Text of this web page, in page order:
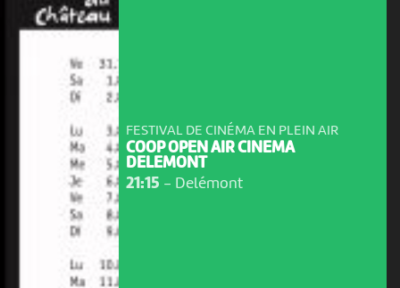
FESTIVAL DE CINÉMA EN PLEIN AIR
COOP OPEN AIR CINEMA
DELEMONT
21:15 - Delémont